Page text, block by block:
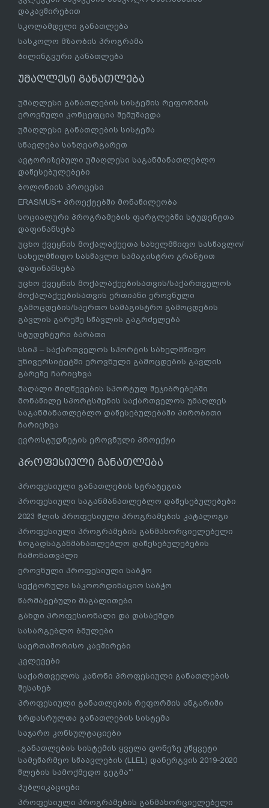
დაკავშირებით
სკოლამდელი განათლება
სასკოლო მზაობის პროგრამა
ბილინგვური განათლება
უმაღლესი განათლება
უმაღლესი განათლების სისტემის რეფორმის
ეროვნული კონცეფცია შემუშავდა
უმაღლესი განათლების სისტემა
სწავლება საზღვარგარეთ
ავტორიზებული უმაღლესი საგანმანათლებლო
დაწესებულებები
ბოლონიის პროცესი
ERASMUS+ პროექტებში მონაწილეობა
სოციალური პროგრამების ფარგლებში სტუდენტთა
დაფინანსება
უცხო ქვეყნის მოქალაქეეთა სახელმწიფო სასწავლო/
სახელმწიფო სასწავლო სამაგისტრო გრანტით
დაფინანსება
უცხო ქვეყნის მოქალაქეებისათვის/საქართველოს
მოქალაქეებისათვის ერთიანი ეროვნული
გამოცდების/საერთო სამაგისტრო გამოცდების
გავლის გარეშე სწავლის გაგრძელება
სტუდენტური ბარათი
სსიპ – საქართველოს სპორტის სახელმწიფო
უნივერსიტეტში ეროვნული გამოცდების გავლის
გარეშე ჩარიცხვა
მაღალი მიღწევების სპორტულ შეჯიბრებებში
მონაწილე სპორტსმენის საქართველოს უმაღლეს
საგანმანათლებლო დაწესებულებაში პირობითი
ჩარიცხვა
ევროსტუდნეტის ეროვნული პროექტი
პროფესიული განათლება
პროფესიული განათლების სტრატეგია
პროფესიული საგანმანათლებლო დაწესებულებები
2023 წლის პროფესიული პროგრამების კატალოგი
პროფესიული პროგრამების განმახორციელებელი
ზოგადსაგანმანათლებლო დაწესებულებების
ჩამონათვალი
ეროვნული პროფესიული საბჭო
სექტორული საკოორდინაციო საბჭო
წარმატებული მაგალითები
გახდი პროფესიონალი და დასაქმდი
სასარგებლო ბმულები
საერთაშორისო კავშირები
კვლევები
საქართველოს კანონი პროფესიული განათლების
შესახებ
პროფესიული განათლების რეფორმის ანგარიში
ზრდასრულთა განათლების სისტემა
საჯარო კონსულტაციები
„განათლების სისტემის ყველა დონეზე უწყვეტი
სამეწარმეო სწაავლების (LLEL) დანერგვის 2019-2020
წლების სამოქმედო გეგმა“’
პუბლიკაციები
პროფესიული პროგრამების განმახორციელებელი